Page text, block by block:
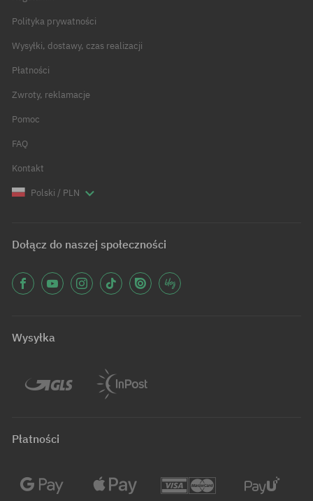
Polityka prywatności
Wysyłki, dostawy, czas realizacji
Płatności
Zwroty, reklamacje
Pomoc
FAQ
Kontakt
Polski / PLN
Dołącz do naszej społeczności
Wysyłka
Płatności